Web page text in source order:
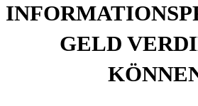
GELD